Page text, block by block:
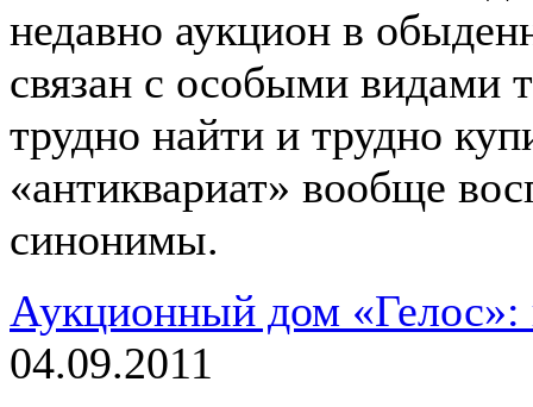
недавно аукцион в
связан с особыми видами
трудно найти и трудно
«антиквариат» вообще
синонимы.
Аукционный дом «Гелос»:
04.09.2011